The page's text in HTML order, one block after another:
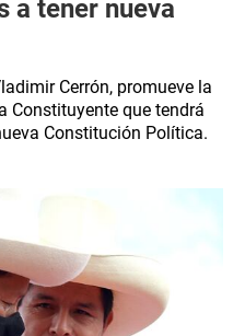
a tener nueva
Cerrón, promueve la
Constituyente que tendrá
Constitución Política.